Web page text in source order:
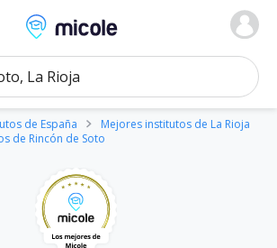
Micole, buscador de colegios
en el mapa
de España
Mejores institutos de La Rioja
de Rincón de Soto